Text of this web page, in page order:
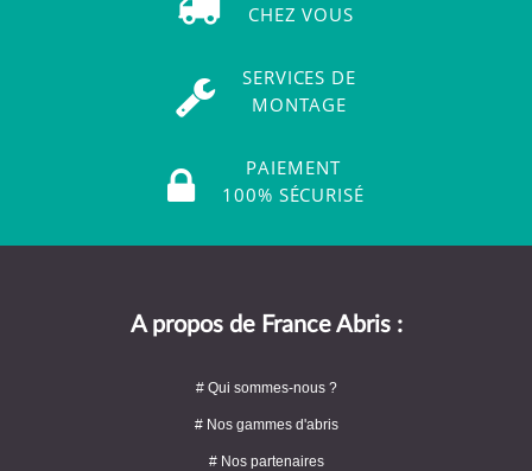
CHEZ VOUS
SERVICES DE
MONTAGE
PAIEMENT
100% SÉCURISÉ
A propos de France Abris :
# Qui sommes-nous ?
# Nos gammes d'abris
# Nos partenaires